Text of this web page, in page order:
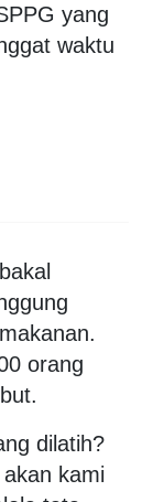
yang
waktu
orang
dilatih?
kami